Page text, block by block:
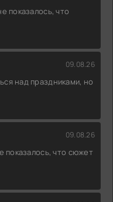
показалось, что
09.08.26
над праздниками, но
09.08.26
показалось, что сюжет